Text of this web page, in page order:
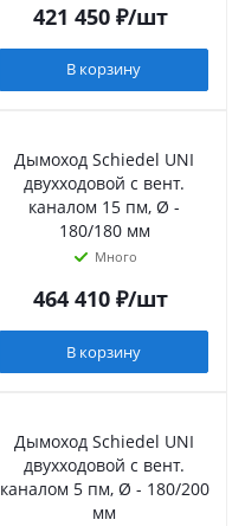
421 450₽/шт
В корзину
Дымоход Schiedel UNI
двухходовой с вент.
каналом 15 пм, Ø -
180/180 мм
Много
464 410₽/шт
В корзину
Дымоход Schiedel UNI
двухходовой с вент.
каналом 5 пм, Ø - 180/200
мм